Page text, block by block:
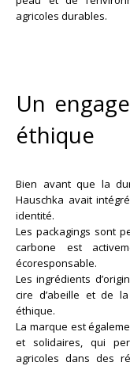
agricoles durables.
Un
éthique
Bien avant que la
Hauschka avait
identité.
Les packagings sont
carbone est
écoresponsable.
Les ingrédients
cire d’abeille et de
éthique.
La marque est
et solidaires, qui
agricoles dans des